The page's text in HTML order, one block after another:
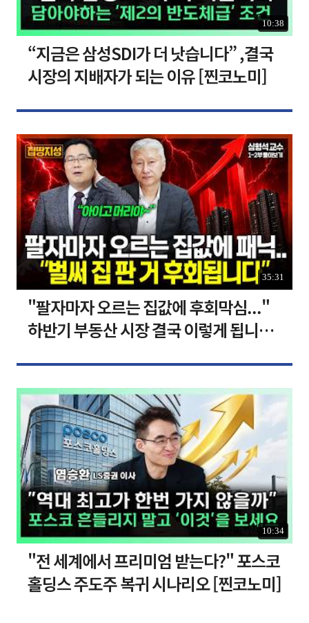
10:38
“지금은 삼성SDI가 더 낫습니다” ,결국
시장의 지배자가 되는 이유 [찐코노미]
35:31
"팔자마자 오르는 집값에 후회막심..."
하반기 부동산 시장 결국 이렇게 됩니다 I
10:34
"전 세계에서 프리미엄 받는다?" 포스코
홀딩스 주도주 복귀 시나리오 [찐코노미]